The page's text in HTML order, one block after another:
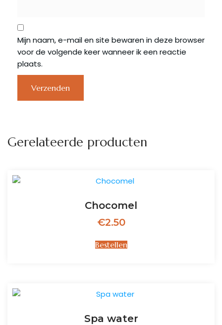
Mijn naam, e-mail en site bewaren in deze browser
voor de volgende keer wanneer ik een reactie
plaats.
Gerelateerde producten
Chocomel
€2.50
Bestellen
Spa water